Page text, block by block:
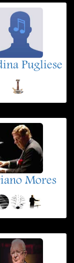
Pugliese
Mores